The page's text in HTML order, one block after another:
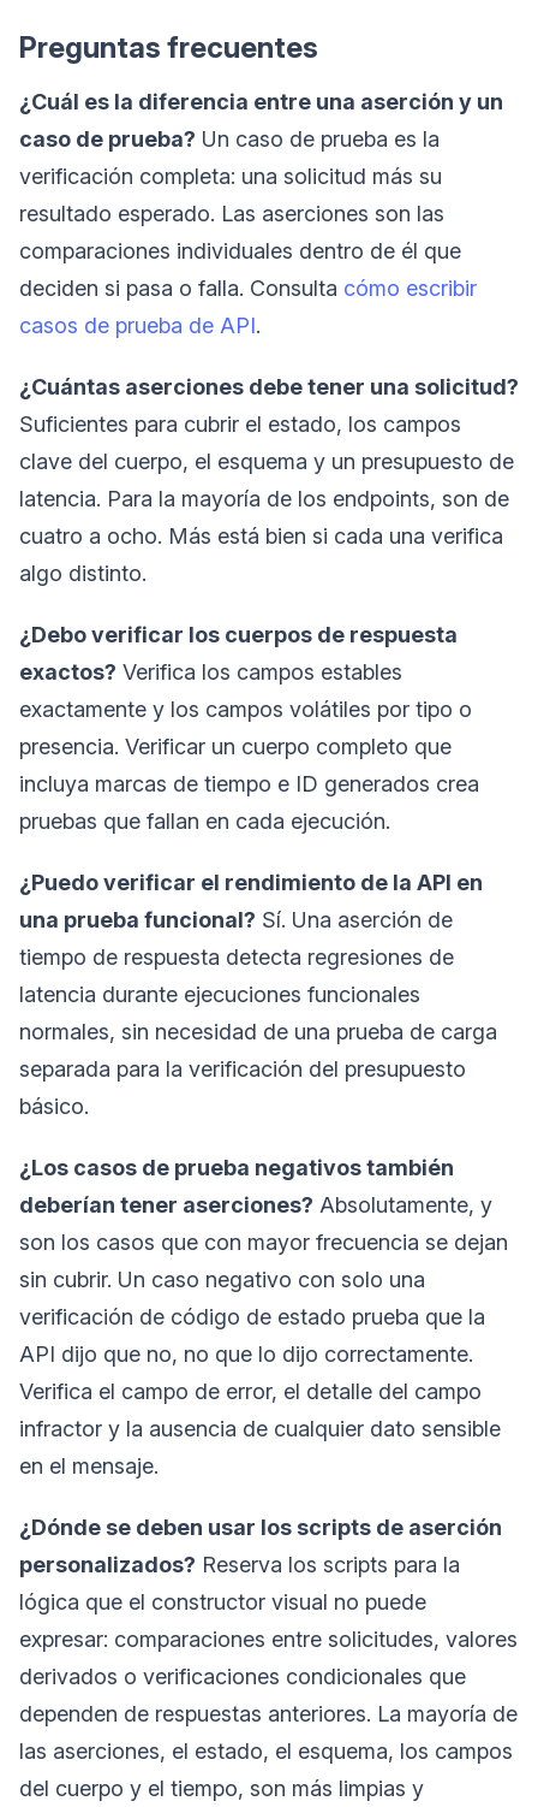
Preguntas frecuentes
¿Cuál es la diferencia entre una aserción y un
caso de prueba? Un caso de prueba es la
verificación completa: una solicitud más su
resultado esperado. Las aserciones son las
comparaciones individuales dentro de él que
deciden si pasa o falla. Consulta cómo escribir
casos de prueba de API.
¿Cuántas aserciones debe tener una solicitud?
Suficientes para cubrir el estado, los campos
clave del cuerpo, el esquema y un presupuesto de
latencia. Para la mayoría de los endpoints, son de
cuatro a ocho. Más está bien si cada una verifica
algo distinto.
¿Debo verificar los cuerpos de respuesta
exactos? Verifica los campos estables
exactamente y los campos volátiles por tipo o
presencia. Verificar un cuerpo completo que
incluya marcas de tiempo e ID generados crea
pruebas que fallan en cada ejecución.
¿Puedo verificar el rendimiento de la API en
una prueba funcional? Sí. Una aserción de
tiempo de respuesta detecta regresiones de
latencia durante ejecuciones funcionales
normales, sin necesidad de una prueba de carga
separada para la verificación del presupuesto
básico.
¿Los casos de prueba negativos también
deberían tener aserciones? Absolutamente, y
son los casos que con mayor frecuencia se dejan
sin cubrir. Un caso negativo con solo una
verificación de código de estado prueba que la
API dijo que no, no que lo dijo correctamente.
Verifica el campo de error, el detalle del campo
infractor y la ausencia de cualquier dato sensible
en el mensaje.
¿Dónde se deben usar los scripts de aserción
personalizados? Reserva los scripts para la
lógica que el constructor visual no puede
expresar: comparaciones entre solicitudes, valores
derivados o verificaciones condicionales que
dependen de respuestas anteriores. La mayoría de
las aserciones, el estado, el esquema, los campos
del cuerpo y el tiempo, son más limpias y